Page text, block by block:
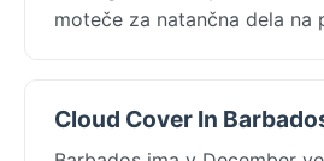
moteče za natančna dela na
Cloud Cover In